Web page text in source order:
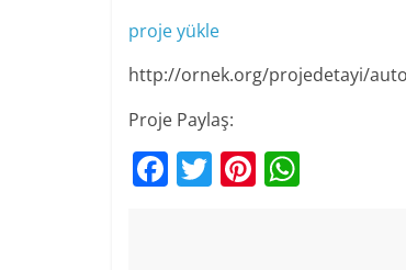
proje yükle
http://ornek.org/projedetayi/
Proje Paylaş:
F T Pi